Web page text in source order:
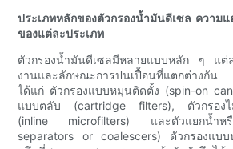
ประเภทหลักของตัวกรองน้ำมันดีเซล ความ
ของแต่ละประเภท
ตัวกรองน้ำมันดีเซลมีหลายแบบหลัก ๆ แต่
งานและลักษณะการปนเปื้อนที่แตกต่างกั
ได้แก่ ตัวกรองแบบหมุนติดตั้ง (spin-on
แบบตลับ (cartridge filters), ตัวกรองไ
(inline microfilters) และตัวแยกน้ำห
separators or coalescers) ตัวกรองแบบ